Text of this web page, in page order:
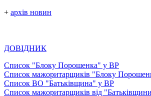
+ архів новин
ДОВІДНИК
Список "Блоку Порошенка" у ВР
Список мажоритарщиків "Блоку
Список ВО "Батьківщина" у ВР
Список мажоритарщиків від